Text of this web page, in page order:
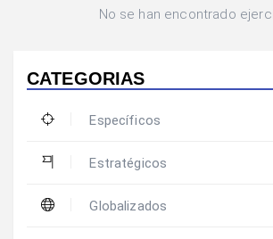
No se han encontrado
CATEGORIAS
Específicos
Estratégicos
Globalizados